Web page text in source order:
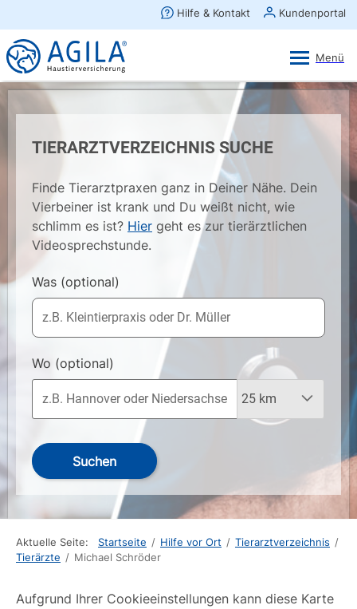
TIERARZTVERZEICHNIS SUCHE
Finde Tierarztpraxen ganz in Deiner Nähe. Dein
Vierbeiner ist krank und Du weißt nicht, wie
schlimm es ist? Hier geht es zur tierärztlichen
Videosprechstunde.
Was (optional)
Wo (optional)
Suchen
Aktuelle Seite: Startseite / Hilfe vor Ort / Tierarztverzeichnis /
Tierärzte / Michael Schröder
Aufgrund Ihrer Cookieeinstellungen kann diese Karte
×
AGILA Kunden-App
Gratis - Im Play Store laden
Ansehen